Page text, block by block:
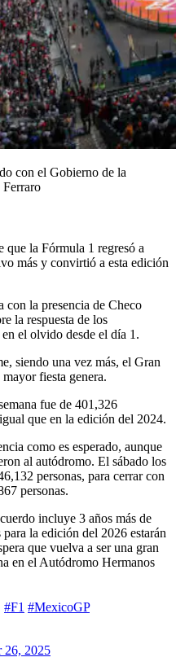
con el Gobierno de la
que la Fórmula 1 regresó a
más y convirtió a esta edición
con la presencia de Checo
la respuesta de los
el olvido desde el día 1.
siendo una vez más, el Gran
fiesta genera.
fue de 401,326
que en la edición del 2024.
como es esperado, aunque
al autódromo. El sábado los
personas, para cerrar con
personas.
incluye 3 años más de
la edición del 2026 estarán
que vuelva a ser una gran
en el Autódromo Hermanos
#F1 #MexicoGP
26, 2025